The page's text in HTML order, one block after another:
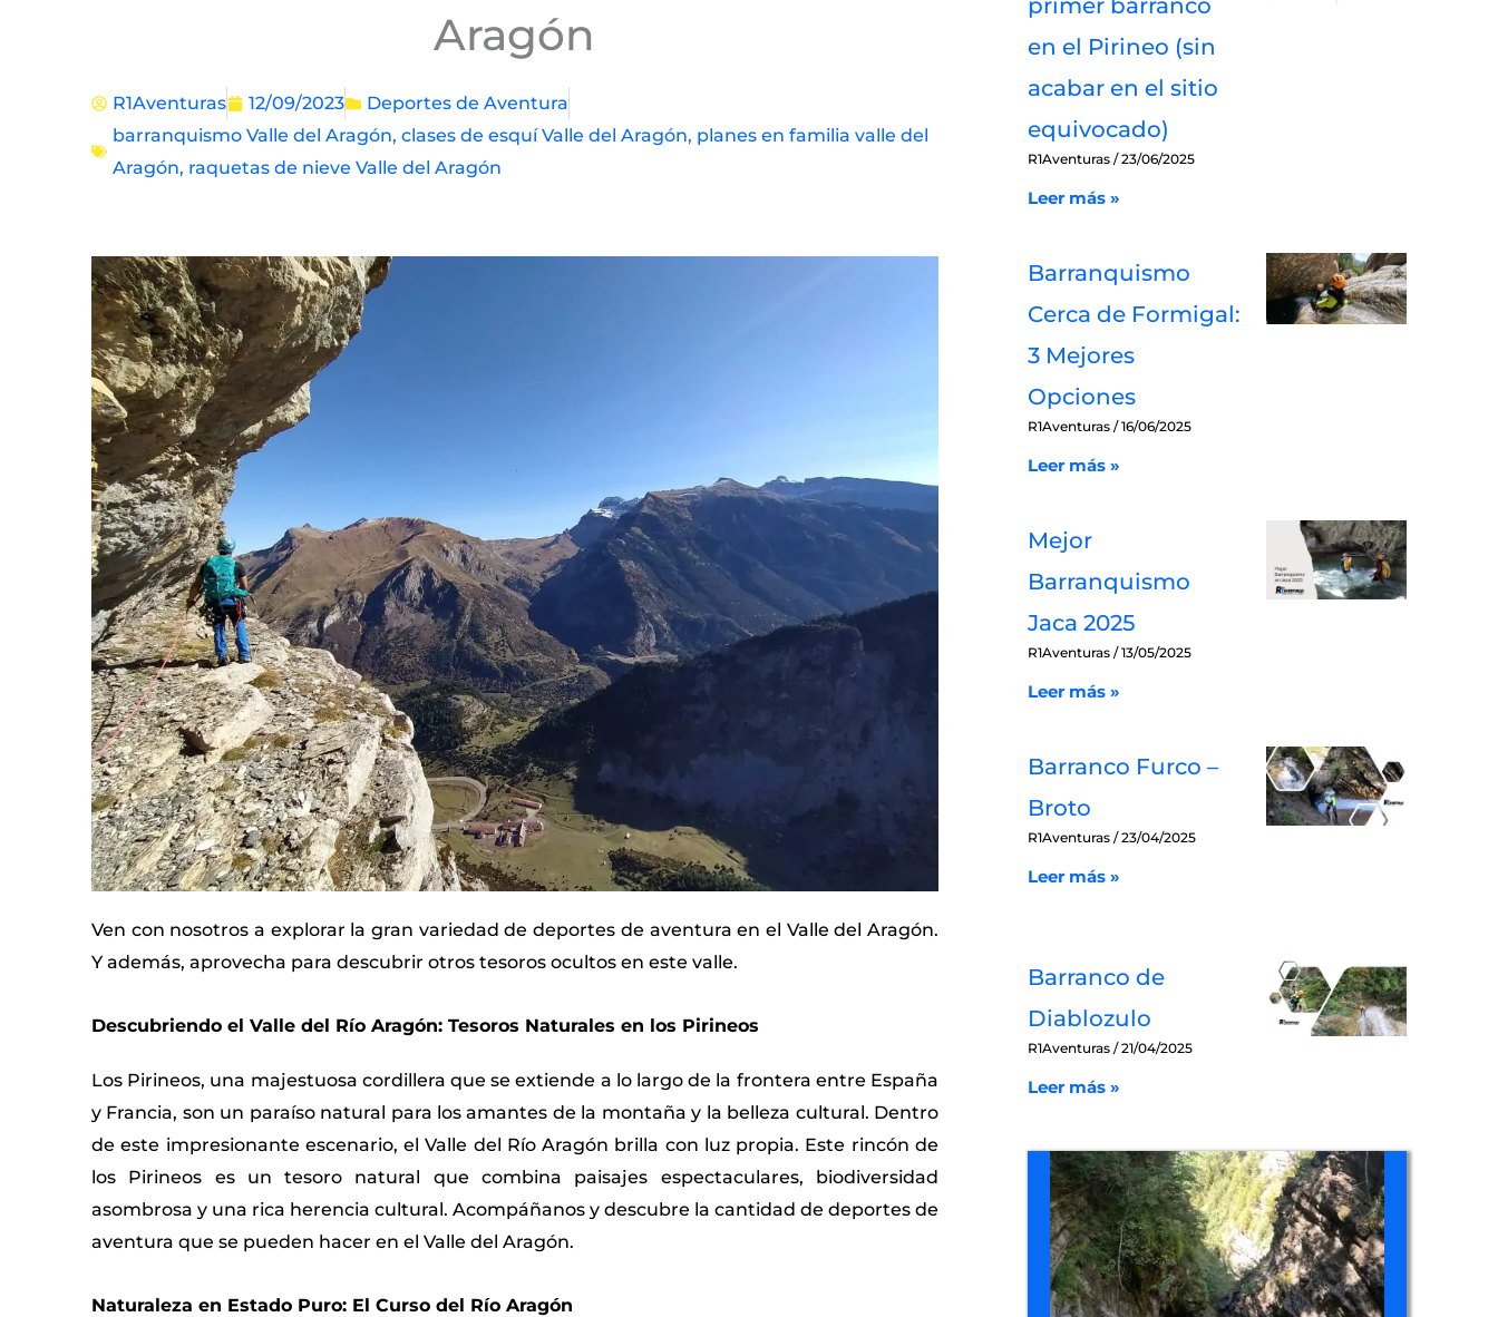
Aragón
R1Aventuras 12/09/2023
Deportes de Aventura
barranquismo Valle del Aragón, clases de esquí Valle del Aragón, planes en familia valle del
Aragón, raquetas de nieve Valle del Aragón
Ven con nosotros a explorar la gran variedad de deportes de aventura en el Valle del Aragón.
Y además, aprovecha para descubrir otros tesoros ocultos en este valle.
Descubriendo el Valle del Río Aragón: Tesoros Naturales en los Pirineos
Los Pirineos, una majestuosa cordillera que se extiende a lo largo de la frontera entre España
y Francia, son un paraíso natural para los amantes de la montaña y la belleza cultural. Dentro
de este impresionante escenario, el Valle del Río Aragón brilla con luz propia. Este rincón de
los Pirineos es un tesoro natural que combina paisajes espectaculares, biodiversidad
asombrosa y una rica herencia cultural. Acompáñanos y descubre la cantidad de deportes de
aventura que se pueden hacer en el Valle del Aragón.
Naturaleza en Estado Puro: El Curso del Río Aragón
primer barranco
en el Pirineo (sin
acabar en el sitio
equivocado)
R1Aventuras 23/06/2025
Leer más »
Barranquismo
Cerca de Formigal:
3 Mejores
Opciones
R1Aventuras 16/06/2025
Leer más »
Mejor
Barranquismo
Jaca 2025
R1Aventuras 13/05/2025
Leer más »
Barranco Furco –
Broto
R1Aventuras 23/04/2025
Leer más »
Barranco de
Diablozulo
R1Aventuras 21/04/2025
Leer más »